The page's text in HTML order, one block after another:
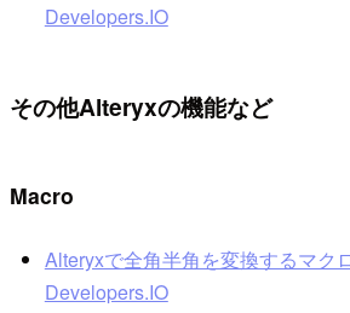
Developers.IO
その他Alteryxの機能など
Macro
Alteryxで全角半角を変換するマク
Developers.IO